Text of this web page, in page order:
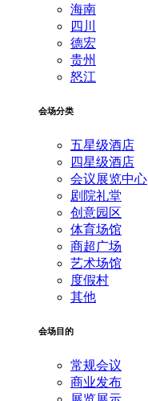
海南
四川
德宏
贵州
怒江
会场分类
五星级酒店
四星级酒店
会议展览中心
剧院礼堂
创意园区
体育场馆
商超广场
艺术场馆
度假村
其他
会场目的
常规会议
商业发布